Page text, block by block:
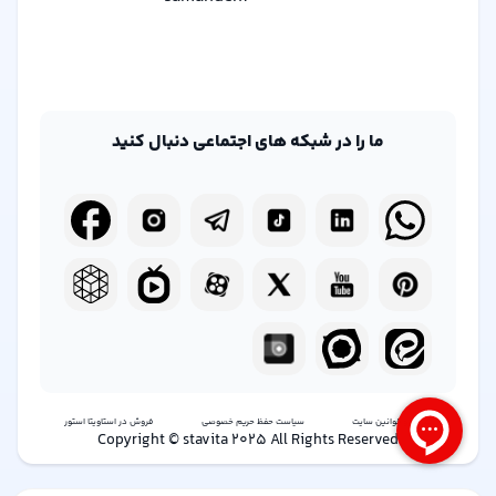
ما را در شبکه های اجتماعی دنبال کنید
شرایط و قوانین سایت سیاست حفظ حریم خصوصی فروش در استاویتا استور
Copyright © stavita 2025 All Rights Reserved